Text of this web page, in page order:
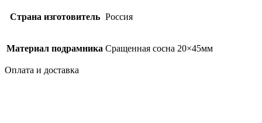
Страна изготовитель Россия
Материал подрамника Сращенная сосна 20×45мм
Оплата и доставка